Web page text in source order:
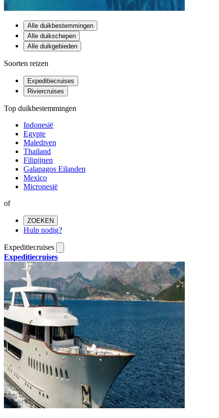
Alle duikbestemmingen
Alle duikschepen
Alle duikgebieden
Soorten reizen
Expeditiecruises
Riviercruises
Top duikbestemmingen
Indonesië
Egypte
Malediven
Thailand
Filipijnen
Galapagos Eilanden
Mexico
Micronesië
of
ZOEKEN
Hulp nodig?
Expeditiecruises
Expeditiecruises